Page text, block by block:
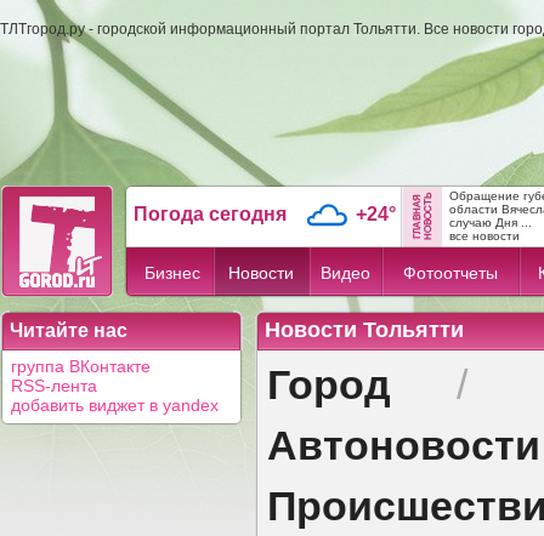
ТЛТгород.ру - городской информационный портал Тольятти. Все новости
Погода сегодня +24°
Обращение
области
случаю Дня ...
все новости
Бизнес Новости Видео Фотоотчеты
Читайте нас
группа ВКонтакте
RSS-лента
добавить виджет в yandex
Новости Тольятти
Город /
Автоновости